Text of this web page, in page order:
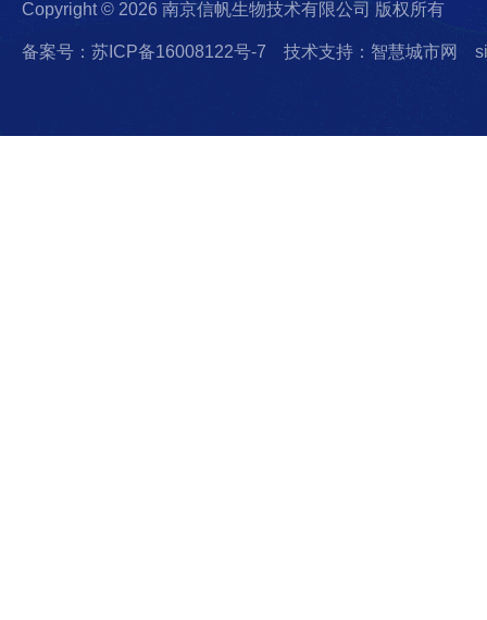
Copyright © 2026 南京信帆生物技术有限公司 版权所有
备案号：苏ICP备16008122号-7 技术支持：智慧城市网